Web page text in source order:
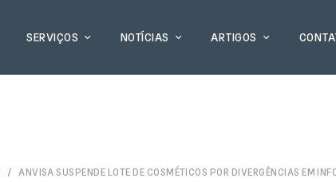
SERVIÇOS NOTÍCIAS ARTIGOS
ANVISA SUSPENDE LOTE DE COSMÉTICOS POR DIVERGÊNCIAS EM